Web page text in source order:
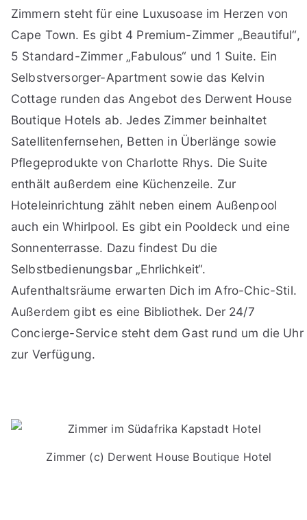
Zimmern steht für eine Luxusoase im Herzen von
Cape Town. Es gibt 4 Premium-Zimmer „Beautiful“,
5 Standard-Zimmer „Fabulous“ und 1 Suite. Ein
Selbstversorger-Apartment sowie das Kelvin
Cottage runden das Angebot des Derwent House
Boutique Hotels ab. Jedes Zimmer beinhaltet
Satellitenfernsehen, Betten in Überlänge sowie
Pflegeprodukte von Charlotte Rhys. Die Suite
enthält außerdem eine Küchenzeile. Zur
Hoteleinrichtung zählt neben einem Außenpool
auch ein Whirlpool. Es gibt ein Pooldeck und eine
Sonnenterrasse. Dazu findest Du die
Selbstbedienungsbar „Ehrlichkeit“.
Aufenthaltsräume erwarten Dich im Afro-Chic-Stil.
Außerdem gibt es eine Bibliothek. Der 24/7
Concierge-Service steht dem Gast rund um die Uhr
zur Verfügung.
Zimmer (c) Derwent House Boutique Hotel